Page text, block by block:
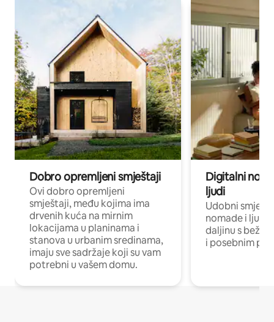
Dobro opremljeni smještaji
Ovi dobro opremljeni
smještaji, među kojima ima
drvenih kuća na mirnim
lokacijama u planinama i
stanova u urbanim sredinama,
imaju sve sadržaje koji su vam
potrebni u vašem domu.
Digitalni
ljudi
Udobni
nomade i ljude
daljinu s
i posebnim